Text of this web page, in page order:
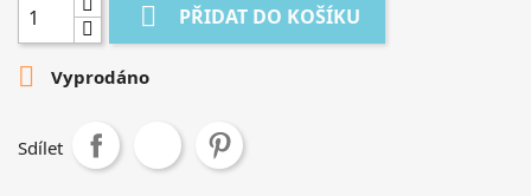
 PŘIDAT DO KOŠÍKU
 Vyprodáno
Sdílet